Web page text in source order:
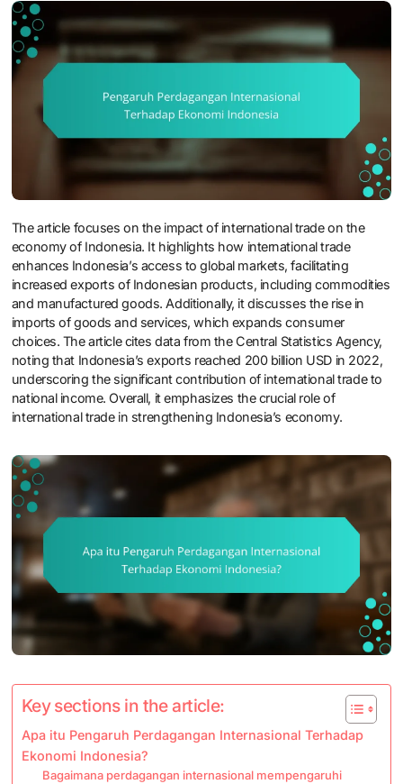
The article focuses on the impact of international trade on the
economy of Indonesia. It highlights how international trade
enhances Indonesia’s access to global markets, facilitating
increased exports of Indonesian products, including commodities
and manufactured goods. Additionally, it discusses the rise in
imports of goods and services, which expands consumer
choices. The article cites data from the Central Statistics Agency,
noting that Indonesia’s exports reached 200 billion USD in 2022,
underscoring the significant contribution of international trade to
national income. Overall, it emphasizes the crucial role of
international trade in strengthening Indonesia’s economy.
Key sections in the article:
Apa itu Pengaruh Perdagangan Internasional Terhadap
Ekonomi Indonesia?
Bagaimana perdagangan internasional mempengaruhi